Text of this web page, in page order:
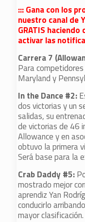
::: Gana con los
nuestro canal de
GRATIS
activar las
Carrera 7
Para
Maryland y
In the Dance #2:
dos victorias y un
salidas, su
de victorias de 46
Allowance y en
obtuvo la primera
Será base para la
Crab Daddy #5:
mostrado mejor
aprendiz Yan
conducirlo
mayor clasificación.